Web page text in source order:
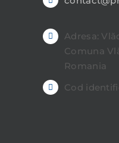
Adresa:
Comuna
Romania
Cod